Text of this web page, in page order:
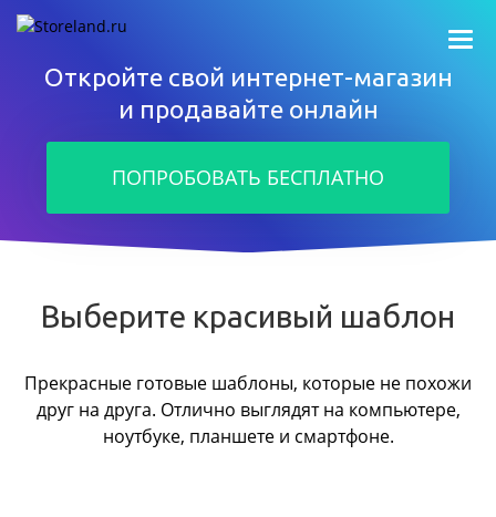
Откройте свой интернет-магазин
и продавайте онлайн
ПОПРОБОВАТЬ БЕСПЛАТНО
Выберите красивый шаблон
Прекрасные готовые шаблоны, которые не похожи
друг на друга. Отлично выглядят на компьютере,
ноутбуке, планшете и смартфоне.